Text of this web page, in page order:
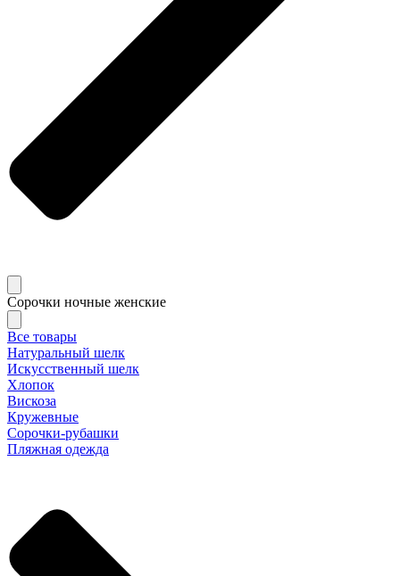
Сорочки ночные женские
Все товары
Натуральный шелк
Искусственный шелк
Хлопок
Вискоза
Кружевные
Сорочки-рубашки
Пляжная одежда